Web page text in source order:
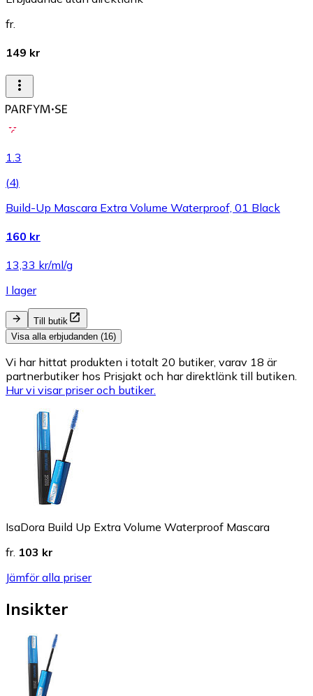
fr.
149 kr
1.3
(4)
Build-Up Mascara Extra Volume Waterproof, 01 Black
160 kr
13,33 kr/ml/g
I lager
Till butik
Visa alla erbjudanden (16)
Vi har hittat produkten i totalt 20 butiker, varav 18 är
partnerbutiker hos Prisjakt och har direktlänk till butiken.
Hur vi visar priser och butiker.
IsaDora Build Up Extra Volume Waterproof Mascara
fr. 103 kr
Jämför alla priser
Insikter